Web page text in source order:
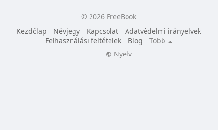
© 2026 FreeBook
Kezdőlap
Névjegy Kapcsolat
Adatvédelmi irányelvek
Felhasználási feltételek
Blog
Több
Nyelv